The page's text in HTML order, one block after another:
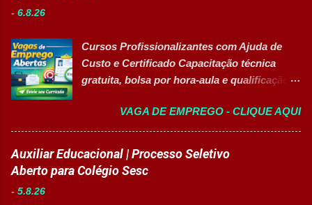
equipamentos, a gestão otimizada de
recursos energéticos e a liderança
estratégica em projetos de melhoria
Responsabilidades Assegurar a manutenção
eficiente dos equipamentos das áreas de
utilidades, elétrica e setores auxiliares.
Identificar oportunidades de melhoria
- 6.8.26
Cursos Profissionalizantes com Ajuda de
Custo e Certificado Capacitação técnica
gratuita, bolsa por hora-aula e qualificação
MINHA VAGA Sobre o Programa de
Qualificação Estão abertas as inscrições
para programas de formação
profissionalizante voltados para o
desenvolvimento de carreiras e capacitação
VAGA DE EMPREGO - CLIQUE AQUI
Auxiliar Educacional | Processo Seletivo
Aberto para Colégio Sesc
- 5.8.26